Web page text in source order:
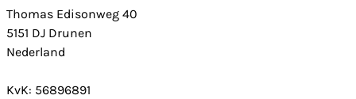
Thomas Edisonweg 40
5151 DJ Drunen
Nederland
KvK: 56896891